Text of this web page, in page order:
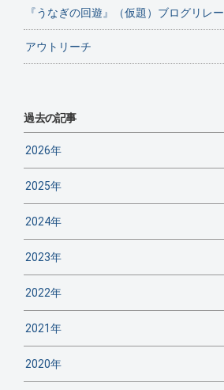
『うなぎの回遊』（仮題）ブログリレー
アウトリーチ
過去の記事
2026年
2025年
2024年
2023年
2022年
2021年
2020年